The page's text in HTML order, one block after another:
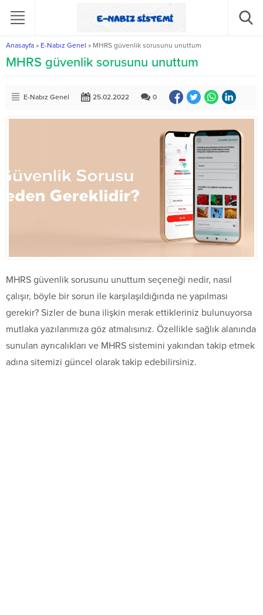
Anasayfa » E-Nabız Genel » MHRS güvenlik sorusunu unuttum
MHRS güvenlik sorusunu unuttum
E-Nabız Genel 25.02.2022 0
MHRS güvenlik sorusunu unuttum seçeneği nedir, nasıl
çalışır, böyle bir sorun ile karşılaşıldığında ne yapılması
gerekir? Sizler de buna ilişkin merak ettikleriniz bulunuyorsa
mutlaka yazılarımıza göz atmalısınız. Özellikle sağlık alanında
sunulan ayrıcalıkları ve MHRS sistemini yakından takip etmek
adına sitemizi güncel olarak takip edebilirsiniz.